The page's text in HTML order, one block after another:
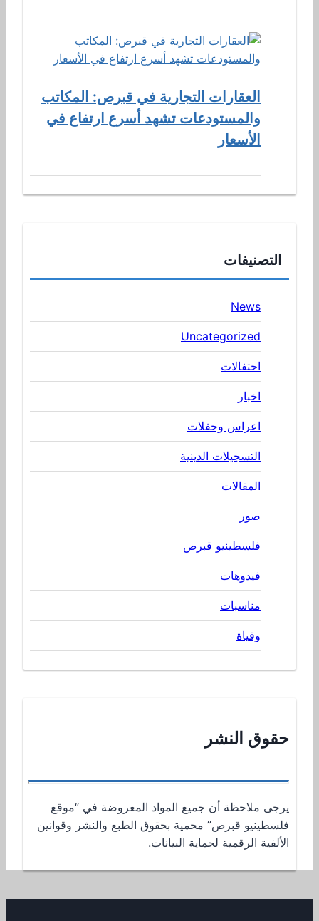
العقارات التجارية في قبرص: المكاتب
والمستودعات تشهد أسرع ارتفاع في
الأسعار
التصنيفات
News
Uncategorized
احتفالات
اخبار
اعراس وحفلات
التسجيلات الدينية
المقالات
صور
فلسطينيو قبرص
فيدوهات
مناسبات
وفياة
حقوق النشر
يرجى ملاحظة أن جميع المواد المعروضة في “موقع
فلسطينيو قبرص” محمية بحقوق الطبع والنشر وقوانين
الألفية الرقمية لحماية البيانات.